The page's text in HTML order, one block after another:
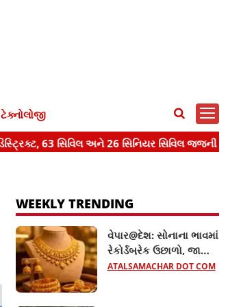
ટેક્નોલોજી
WEEKLY TRENDING
વેપાર@દેશ: સોનાના ભાવમાં
રેકોર્ડબ્રેક ઉછાળો, જાણો
22 અને 24 કેરેટના તાજા
ATALSAMACHAR DOT COM